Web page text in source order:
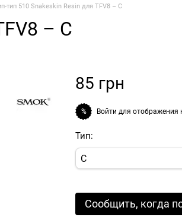
тип 510 Snakeskin Resin для TFV8 – C
– C
85 грн
% Войти для отображения
Тип:
C
Сообщить, когда